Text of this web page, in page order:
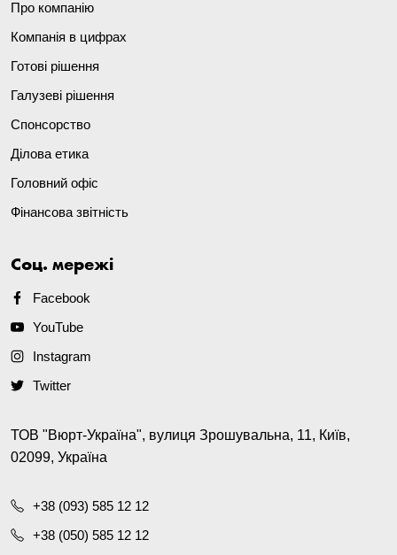
Про компанію
Компанія в цифрах
Готові рішення
Галузеві рішення
Спонсорство
Ділова етика
Головний офіс
Фінансова звітність
Соц. мережі
Facebook
YouTube
Instagram
Twitter
ТОВ "Вюрт-Україна", вулиця Зрошувальна, 11, Київ,
02099, Україна
+38 (093) 585 12 12
+38 (050) 585 12 12